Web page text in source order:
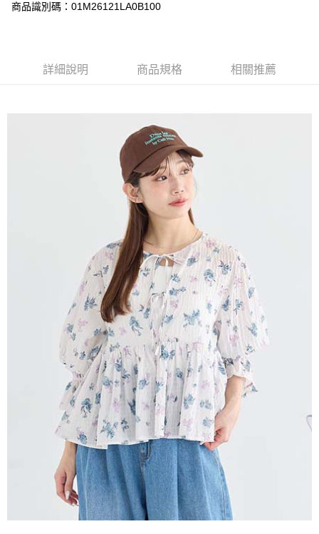
相關說明
流程，驗證手機門號後，選擇欲分期的期數、繳款截止日，確認付款後即完
1.分期款項不併入電信帳單，「大哥付你分期」於每月結算日後寄送繳費提
2.透過簡訊連結打開帳單後，可選擇「超商條碼／台灣大直營門市／銀行轉
帳／街口支付／iPASS MONEY」等通路繳費。
1.本服務係由「台灣大哥大股份有限公司」（以下簡稱本公司）所提供，讓
用戶於交易時，得透過本服務購買商品或服務，並由商店將買賣／分期付款
買賣價金債權讓與本公司後，依約使用本公司帳單繳交帳款。
2.基於同意付款使用「大哥付你分期」之契約關係目的，商店將以您的個人
資料（包含姓名、電話或地址）提供予台灣大哥大進項蒐集、處理及利用，
由本公司與您本人進行分期帳單所需資料之確認、核對及更正。
3.完整用戶服務條款，請詳閱以下連結： https://oppay.tw/userRule
【關於「AFTEE先享後付」】
２．便利：只要手機號碼，簡訊認證，即可結帳。
３．安心：先確認商品／服務後，再付款。
【「AFTEE先享後付」結帳流程】
１．於結帳方式選擇「AFTEE先享後付」後，將跳轉至「AFTEE先享後付」
結帳頁面，進行簡訊認證並確認金額後，即可完成結帳。
２．訂單成立數日內，您將收到繳費通知簡訊。
３．收到繳費通知簡訊後14天內，點擊此簡訊中的連結，可透過四大超商／
ATM／網路銀行／等多元方式進行付款，方視為交易完成。
※ 請注意：結帳手續完成當下不需立刻繳費，但若您需要取消訂單，請聯絡
購買商品的店家。未經商家同意取消之訂單仍視為有效，需透過AFTEE先享
後付繳納相關費用。
※ 交易是否成功請以「AFTEE先享後付 」之結帳頁面顯示為準，若有關於
是否繳費成功／繳費後需取消欲退款等相關疑問，請聯繫「AFTEE先享後付
客戶支援中心」 https://netprotections.freshdesk.com/support/home
【注意事項】
１．透過由恩沛科技股份有限公司提供之「AFTEE先享後付」服務完成之交
易，需依本服務之必要範圍內提供個人資料，並將交易相關給付款項請求債
權轉讓予恩沛科技股份有限公司。
２．關於個人資料處理事宜，請瀏覽以下網址：
https://aftee.tw/terms/#terms3
３．未成年的使用者請事先徵得法定代理人或監護人之同意方可使用
「AFTEE先享後付」，若未經同意申辦者引起之損失，本公司不負相關責
４．使用「AFTEE先享後付」時，將依據個別帳號之用戶狀況，依本公司即
時審查核予不同之上限額度；若仍有額度不足之情形，本公司將視審查結果
請求用戶進行身份認證。
５．嚴禁一人註冊多個帳號或使用他人資訊註冊。若發現惡意使用之情形，
恩沛科技股份有限公司將有權停止該用戶之使用額度並採取法律行動。
每筆NT$60，滿NT$388(含以上)免運費
每筆NT$60，滿NT$388(含以上)免運費
每筆NT$60，滿NT$888(含以上)免運費
每筆NT$60，滿NT$888(含以上)免運費
7-11取貨付款
每筆NT$60，滿NT$888(含以上)免運費
每筆NT$60，滿NT$888(含以上)免運費
每筆NT$90，滿NT$888(含以上)免運費
商品識別碼：01M26121LA0B100
詳細說明 商品規格 相關推薦